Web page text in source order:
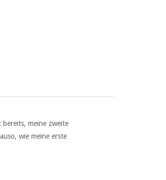
meine zweite
wie meine erste